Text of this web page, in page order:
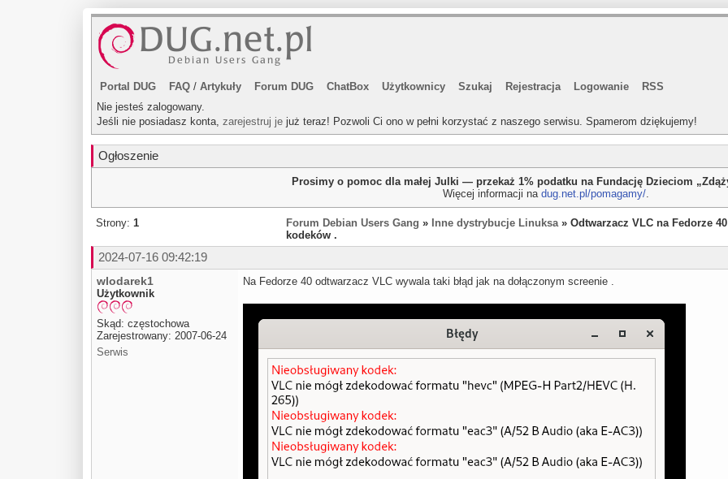
Portal DUG FAQ / Artykuły Forum DUG ChatBox Użytkownicy Szukaj Rejestracja Logowanie
RSS
Nie jesteś zalogowany.
Jeśli nie posiadasz konta, zarejestruj je już teraz! Pozwoli Ci ono w pełni korzystać z naszego serwisu. Spamerom dziękujemy!
Ogłoszenie
Prosimy o pomoc dla małej Julki — przekaż 1% podatku na Fundację Dzieciom
Więcej informacji na dug.net.pl/pomagamy/.
Strony: 1 Forum Debian Users Gang » Inne dystrybucje Linuksa» Odtwarzacz VLC na Fedorze
kodeków .
2024-07-16 09:42:19
wlodarek1
Użytkownik
Skąd: częstochowa
Zarejestrowany: 2007-06-24
Serwis
Na Fedorze 40 odtwarzacz VLC wywala taki błąd jak na dołączonym screenie .